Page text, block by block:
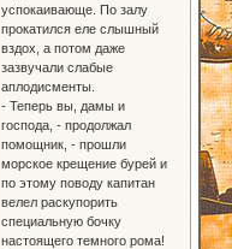
успокаивающе. По залу
прокатился еле слышный
вздох, а потом даже
зазвучали слабые
аплодисменты.
- Теперь вы, дамы и
господа, - продолжал
помощник, - прошли
морское крещение бурей и
по этому поводу капитан
велел раскупорить
специальную бочку
настоящего темного рома!